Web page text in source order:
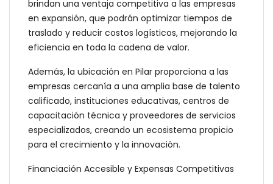
brindan una ventaja competitiva a las empresas
en expansión, que podrán optimizar tiempos de
traslado y reducir costos logísticos, mejorando la
eficiencia en toda la cadena de valor.
Además, la ubicación en Pilar proporciona a las
empresas cercanía a una amplia base de talento
calificado, instituciones educativas, centros de
capacitación técnica y proveedores de servicios
especializados, creando un ecosistema propicio
para el crecimiento y la innovación.
Financiación Accesible y Expensas Competitivas